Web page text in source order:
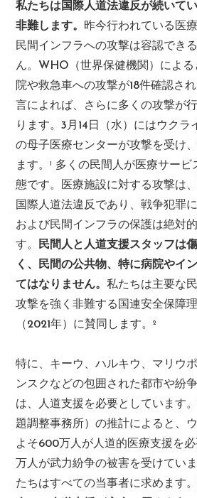
私たちは国際人道法違反が続いて
非難します。 昨今行われている医
民間インフラへの攻撃は容認でき
ん。WHO（世界保健機関）によ
院や救急車への攻撃が18件確認さ
言によれば、さらに多くの攻撃が
ります。3月14日（水）にはウクラ
の母子医療センターが攻撃を受け
ます。1
多くの民間人が医療サービ
態です。医療施設に対する攻撃は
国際人道法違反であり、戦争犯罪
および民間インフラの保護は絶対
す。
民間人と人道支援スタッフは
く、民間の公共物、特に病院やイ
てはなりません。私たちは主要な
攻撃を強く非難する国連安全保障
（2021年）に賛同します。2
特に、キーウ、ハルキウ、マリウ
ンスクなどの包囲された都市や紛
は、人道支援を必要としています
題調整事務所）の推計によると、
よそ600万人が人道的医療支援を
万人が武力紛争の被害を受けてい
たちはすべての当事者に求めます